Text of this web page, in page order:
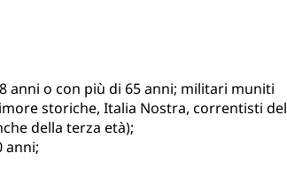
anni o con più di 65 anni; militari muniti
storiche, Italia Nostra, correntisti del
della terza età);
anni;